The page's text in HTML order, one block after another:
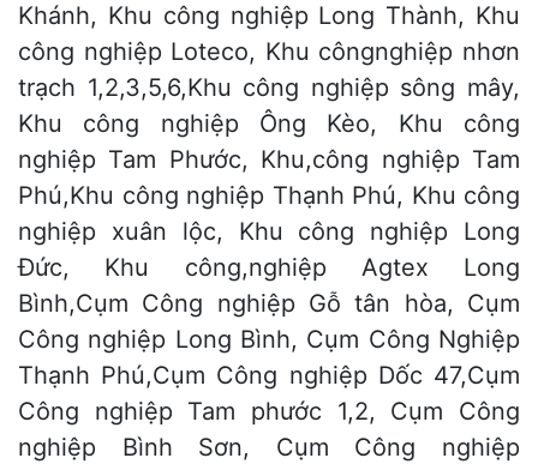
Khánh, Khu công nghiệp Long Thành, Khu
công nghiệp Loteco, Khu côngnghiệp nhơn
trạch 1,2,3,5,6,Khu công nghiệp sông mây,
Khu công nghiệp Ông Kèo, Khu công
nghiệp Tam Phước, Khu,công nghiệp Tam
Phú,Khu công nghiệp Thạnh Phú, Khu công
nghiệp xuân lộc, Khu công nghiệp Long
Đức, Khu công,nghiệp Agtex Long
Bình,Cụm Công nghiệp Gỗ tân hòa, Cụm
Công nghiệp Long Bình, Cụm Công Nghiệp
Thạnh Phú,Cụm Công nghiệp Dốc 47,Cụm
Công nghiệp Tam phước 1,2, Cụm Công
nghiệp Bình Sơn, Cụm Công nghiệp